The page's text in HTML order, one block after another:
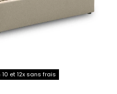
et 12x sans frais